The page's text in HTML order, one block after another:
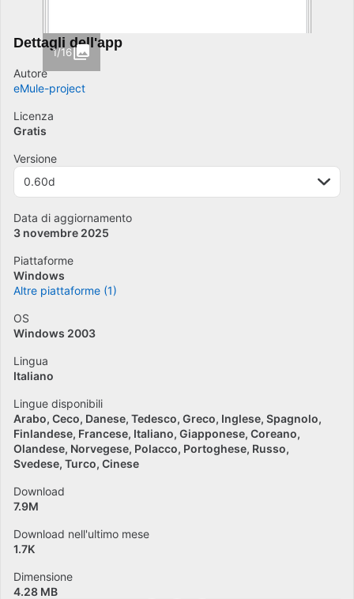
1/16
Dettagli dell'app
Autore
eMule-project
Licenza
Gratis
Versione
0.60d
Data di aggiornamento
3 novembre 2025
Piattaforme
Windows
Altre piattaforme (1)
OS
Windows 2003
Lingua
Italiano
Lingue disponibili
Arabo Ceco Danese Tedesco Greco Inglese Spagnolo
Finlandese Francese Italiano Giapponese Coreano
Olandese Norvegese Polacco Portoghese Russo
Svedese Turco Cinese
Download
7.9M
Download nell'ultimo mese
1.7K
Dimensione
4.28 MB